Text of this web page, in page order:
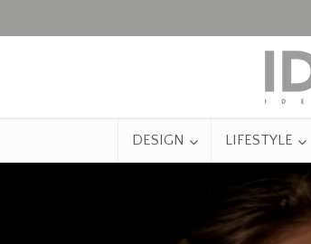
DESIGN LIFESTYLE